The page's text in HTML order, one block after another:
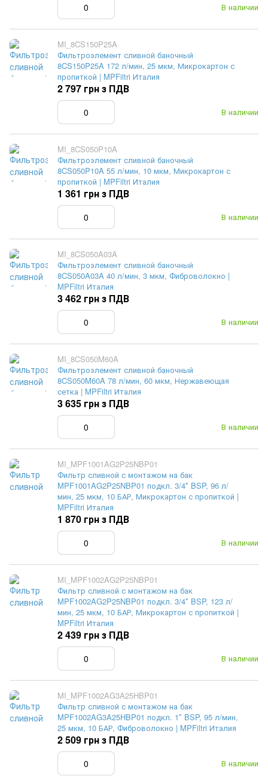
В наличии
MI_8CS150P25A
Фильтроэлемент сливной баночный
8CS150P25A 172 л/мин, 25 мкм, Микрокартон с
пропиткой | MPFiltri Италия
В наличии
2 797 грн з ПДВ
MI_8CS050P10A
Фильтроэлемент сливной баночный
8CS050P10A 55 л/мин, 10 мкм, Микрокартон с
пропиткой | MPFiltri Италия
В наличии
1 361 грн з ПДВ
MI_8CS050A03A
Фильтроэлемент сливной баночный
8CS050A03A 40 л/мин, 3 мкм, Фиброволокно |
MPFiltri Италия
В наличии
3 462 грн з ПДВ
MI_8CS050M60A
Фильтроэлемент сливной баночный
8CS050M60A 78 л/мин, 60 мкм, Нержавеющая
сетка | MPFiltri Италия
В наличии
3 635 грн з ПДВ
MI_MPF1001AG2P25NBP01
Фильтр сливной с монтажом на бак
MPF1001AG2P25NBP01 подкл. 3/4″ BSP, 96 л/
мин, 25 мкм, 10 БАР, Микрокартон с пропиткой |
MPFiltri Италия
В наличии
1 870 грн з ПДВ
MI_MPF1002AG2P25NBP01
Фильтр сливной с монтажом на бак
MPF1002AG2P25NBP01 подкл. 3/4″ BSP, 123 л/
мин, 25 мкм, 10 БАР, Микрокартон с пропиткой |
MPFiltri Италия
В наличии
2 439 грн з ПДВ
MI_MPF1002AG3A25HBP01
Фильтр сливной с монтажом на бак
MPF1002AG3A25HBP01 подкл. 1″ BSP, 95 л/мин,
25 мкм, 10 БАР, Фиброволокно | MPFiltri Италия
В наличии
2 509 грн з ПДВ